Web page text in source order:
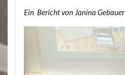
Ein Bericht von Janina Gebauer